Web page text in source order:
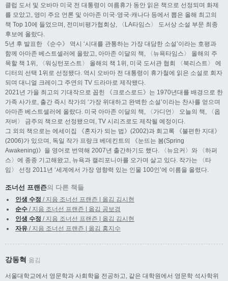
클럽 도서 및 오바마 미국 전 대통령이 여름휴가 동안 읽은 책으로 선정되며 화제
를 모았고, 영미 주요 언론 및 아마존 미국·영국·캐나다 등에서 뽑은 올해 최고의
책 Top 10에 들었으며, 전미비평가협회상, 〈LA타임스〉 도서상 소설 부문 최종
후보에 올랐다.
5년 후 발표한 《순수》 역시 ‘시대를 관통하는 가장 대담한 소설’이라는 호평과
함께 아마존 베스트셀러에 올랐고, 아마존 이달의 책, 〈뉴욕타임스〉 올해의 주
목할 책 1위, 〈워싱턴포스트〉 올해의 책 1위, 미국 도서관 협회 〈북리스트〉 에
디터의 선택 1위로 선정됐다. 역시 오바마 전 대통령이 휴가철에 읽은 소설로 회자
되며 대니얼 크레이그 주연의 TV 드라마로 제작됐다.
2021년 가을 최고의 기대작으로 꼽힌 《크로스로드》는 1970년대를 배경으로 한
가족 사가로, 출간 즉시 작가의 ‘가장 위대하고 완벽한 소설’이라는 찬사를 얻으며
아마존 베스트셀러에 올랐다. 미국 아마존 이달의 책, 〈가디언〉 오늘의 책, 〈옵
저버〉 금주의 책으로 선정됐으며, TV 시리즈로도 제작될 예정이다.
그 외의 책으로는 에세이집 《혼자가 되는 법》(2002)과 회고록 《불편한 지대》
(2006)가 있으며, 독일 작가 프랑크 베데킨트의 《눈뜨는 봄(Spring
Awakening)》을 영어로 번역해 2007년 출간하기도 했다. 〈뉴요커〉와 〈하퍼
스〉에 종종 기고해왔고, 뉴욕과 캘리포니아를 오가며 살고 있다. 작가는 〈타
임〉 선정 2011년 ‘세계에서 가장 영향력 있는 인물 100인’에 이름을 올렸다.
조너선 프랜즌의 다른 책들
인생 수정 / 지음 조너선 프랜즌 | 옮김 김시현
순수 / 지음 조너선 프랜즌 | 옮김 공보경
인생 수정 / 지음 조너선 프랜즌 | 옮김 김시현
자유 / 지음 조너선 프랜즌 | 옮김 홍지수
강동혁 옮김
서울대학교에서 영문학과 사회학을 전공하고, 같은 대학원에서 영문학 석사학위